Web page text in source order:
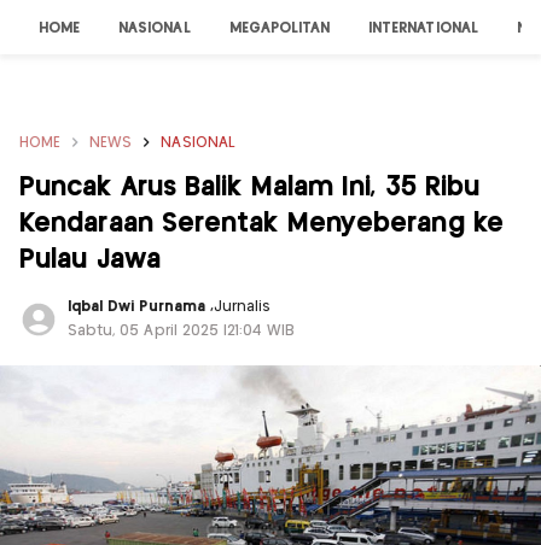
HOME NASIONAL MEGAPOLITAN INTERNATIONAL
HOME NEWS NASIONAL
Puncak Arus Balik Malam Ini, 35 Ribu
Kendaraan Serentak Menyeberang ke
Pulau Jawa
Iqbal Dwi Purnama ,Jurnalis
Sabtu, 05 April 2025 |21:04 WIB